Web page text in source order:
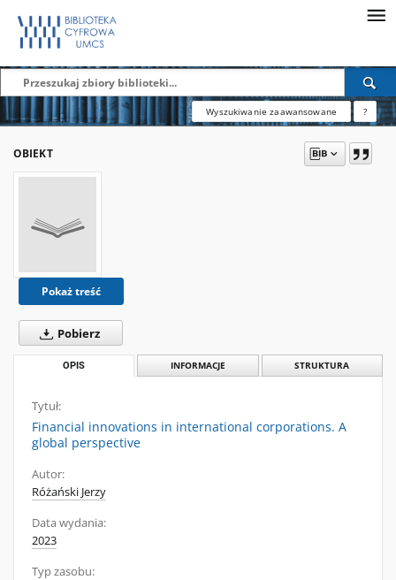
Wyszukiwanie zaawansowane ?
OBIEKT
Pokaż treść
Pobierz
OPIS INFORMACJE STRUKTURA
Tytuł:
Financial innovations in international corporations. A
global perspective
Autor:
Różański Jerzy
Data wydania:
2023
Typ zasobu: